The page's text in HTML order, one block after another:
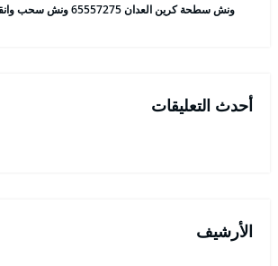
ونش سطحة كرين العدان 65557275 ونش سحب وانقاذ سيارات
أحدث التعليقات
الأرشيف